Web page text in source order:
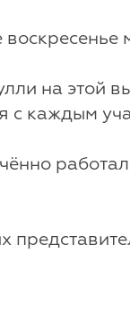
на этой
с каждым